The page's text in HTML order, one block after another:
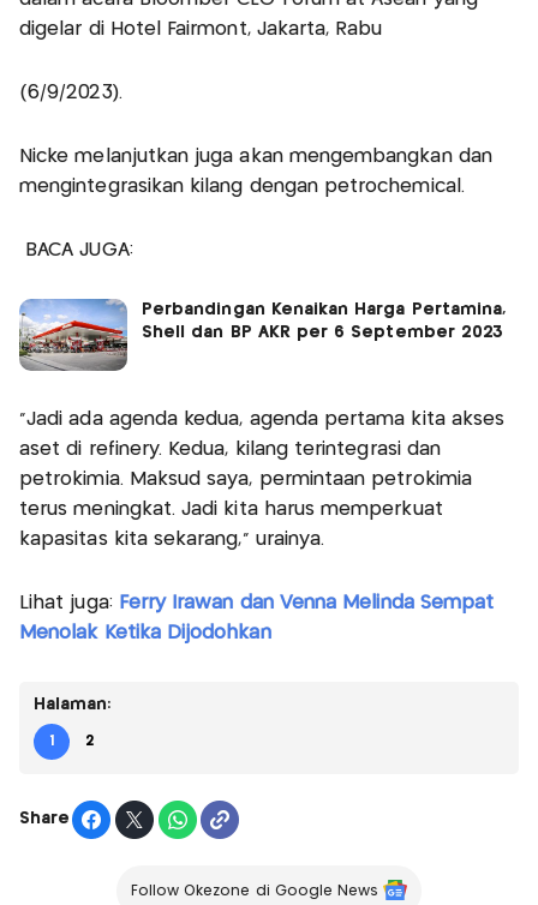
digelar di Hotel Fairmont, Jakarta, Rabu
(6/9/2023).
Nicke melanjutkan juga akan mengembangkan dan
mengintegrasikan kilang dengan petrochemical.
BACA JUGA:
Perbandingan Kenaikan Harga Pertamina,
Shell dan BP AKR per 6 September 2023
"Jadi ada agenda kedua, agenda pertama kita akses
aset di refinery. Kedua, kilang terintegrasi dan
petrokimia. Maksud saya, permintaan petrokimia
terus meningkat. Jadi kita harus memperkuat
kapasitas kita sekarang," urainya.
Lihat juga: Ferry Irawan dan Venna Melinda Sempat
Menolak Ketika Dijodohkan
Halaman:
1 2
Share
Follow Okezone di Google News